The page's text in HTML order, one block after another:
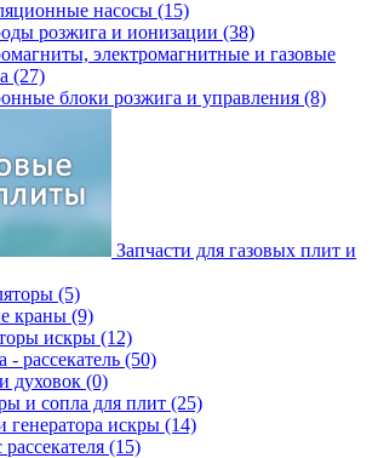
насосы (15)
розжига и ионизации (38)
электромагнитные и газовые
(27)
блоки розжига и управления (8)
Запчасти для газовых плит и
(5)
краны (9)
искры (12)
- рассекатель (50)
духовок (0)
и сопла для плит (25)
генератора искры (14)
(15)